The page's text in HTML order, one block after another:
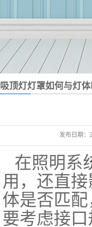
吸顶灯灯罩如何与灯
发布日期：
在照明系
用，还直
体是否匹
要考虑接